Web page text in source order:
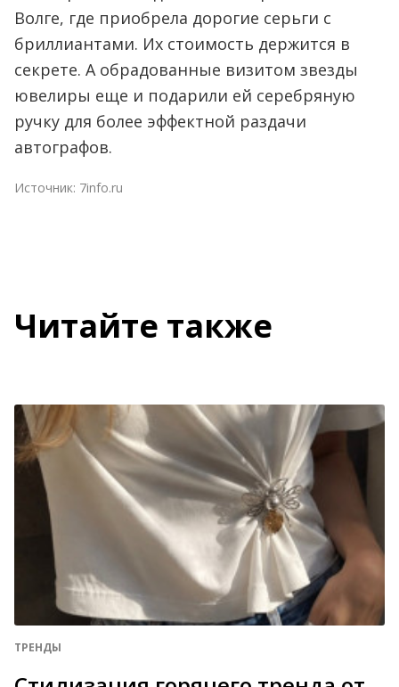
Волге, где приобрела дорогие серьги с
бриллиантами. Их стоимость держится в
секрете. А обрадованные визитом звезды
ювелиры еще и подарили ей серебряную
ручку для более эффектной раздачи
автографов.
Источник: 7info.ru
Читайте также
ТРЕНДЫ